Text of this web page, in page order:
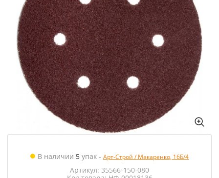
В наличии 5 упак - Арт-Строй / Макаренко, 16Б/4
Артикул: 35566-150-080